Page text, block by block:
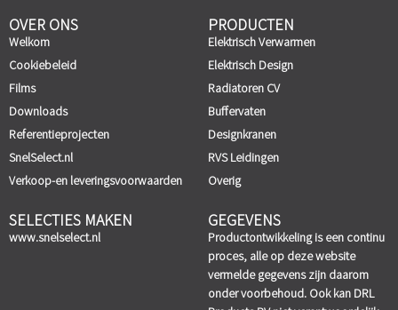
OVER ONS
Welkom
Cookiebeleid
Films
Downloads
Referentieprojecten
SnelSelect.nl
Verkoop-en leveringsvoorwaarden
PRODUCTEN
Elektrisch Verwarmen
Elektrisch Design
Radiatoren CV
Buffervaten
Designkranen
RVS Leidingen
Overig
SELECTIES MAKEN
www.snelselect.nl
GEGEVENS
Productontwikkeling is een continu
proces, alle op deze website
vermelde gegevens zijn daarom
onder voorbehoud. Ook kan DRL